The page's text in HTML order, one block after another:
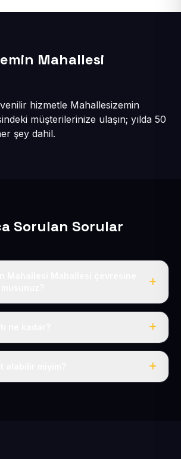
Mahallesi
hizmetle Mahallesizemin
müşterilerinize ulaşın; yılda 50
şey dahil.
Sorulan Sorular
Mahallesi dahil tüm
USD + KDV, her şey dahil.